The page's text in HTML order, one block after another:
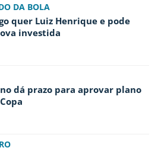
DA BOLA
quer Luiz Henrique e pode
investida
dá prazo para aprovar plano